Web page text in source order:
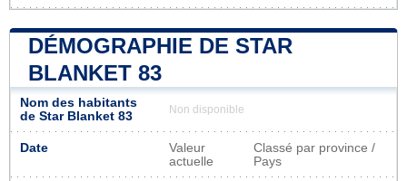
DÉMOGRAPHIE DE STAR
BLANKET 83
Nom des habitants
de Star Blanket 83
Non disponible
Date
Valeur
actuelle
Classé par province /
Pays